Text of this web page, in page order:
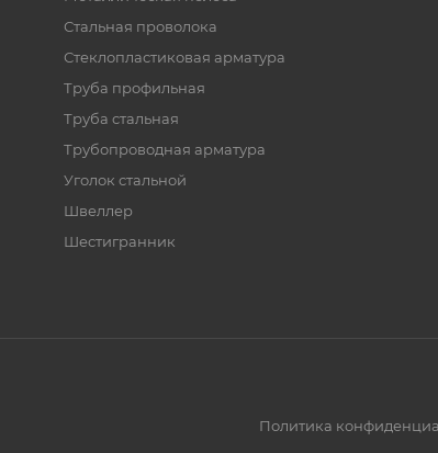
Стальная проволока
Стеклопластиковая арматура
Труба профильная
Труба стальная
Трубопроводная арматура
Уголок стальной
Швеллер
Шестигранник
Политика